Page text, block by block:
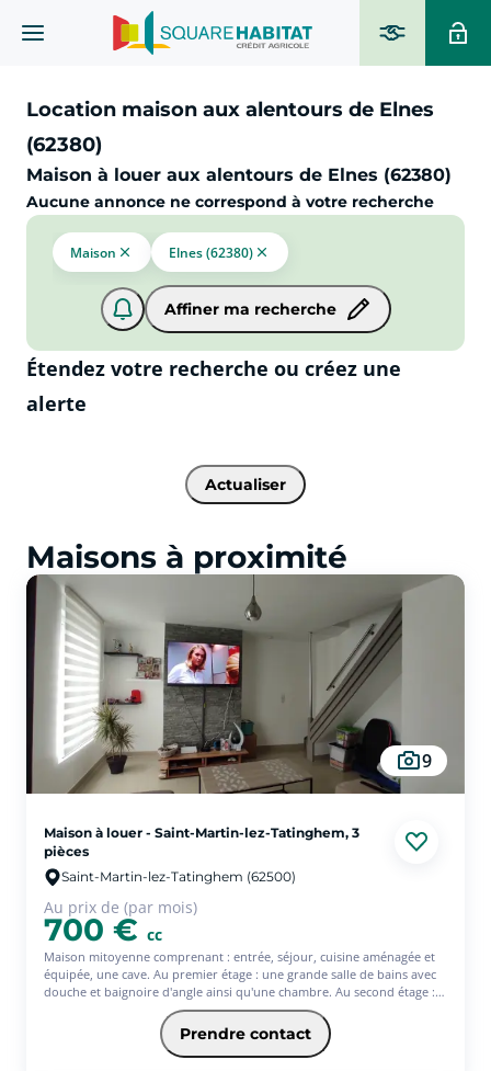
Location maison aux alentours de Elnes
(62380)
Maison à louer aux alentours de Elnes (62380)
Aucune annonce ne correspond à votre recherche
Maison Elnes (62380)
Affiner ma recherche
Étendez votre recherche ou créez une
alerte
Actualiser
Maisons à proximité
9
Maison à louer - Saint-Martin-lez-Tatinghem, 3
pièces
Saint-Martin-lez-Tatinghem (62500)
Au prix de (par mois)
700 € cc
Maison mitoyenne comprenant : entrée, séjour, cuisine aménagée et
équipée, une cave. Au premier étage : une grande salle de bains avec
douche et baignoire d'angle ainsi qu'une chambre. Au second étage :
une chambre avec dressing et un bureau. Terrasse et rangement
extérieur - Les informations sur les risques auxquels ce bien est
exposé sont disponibles sur le site Géorisques :
www.georisques.gouv.fr
Prendre contact